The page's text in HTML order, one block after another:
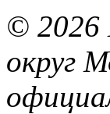
© 2026
округ